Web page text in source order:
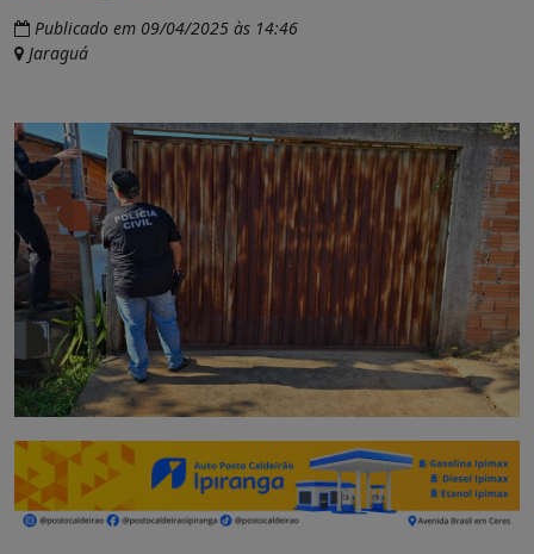
Publicado em 09/04/2025 às 14:46
Jaraguá